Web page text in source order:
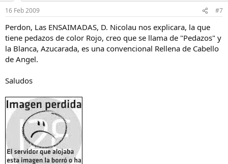
16 Feb 2009 #7
Perdon, Las ENSAIMADAS, D. Nicolau nos explicara, la que
tiene pedazos de color Rojo, creo que se llama de "Pedazos" y
la Blanca, Azucarada, es una convencional Rellena de Cabello
de Angel.
Saludos